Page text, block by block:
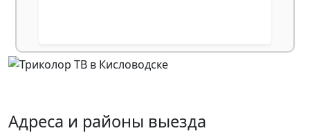
Адреса и районы выезда